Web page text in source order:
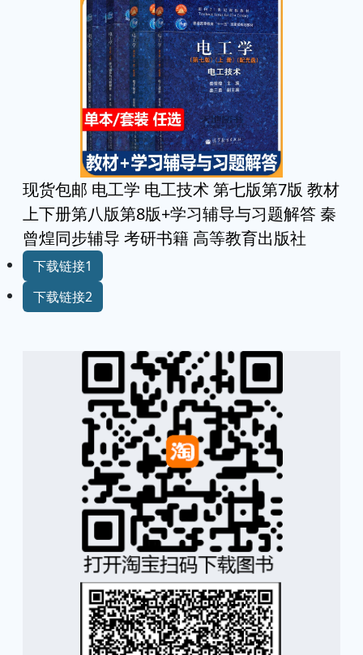
现货包邮 电工学 电工技术 第七版第7版 教材
上下册第八版第8版+学习辅导与习题解答 秦
曾煌同步辅导 考研书籍 高等教育出版社
下载链接1
下载链接2